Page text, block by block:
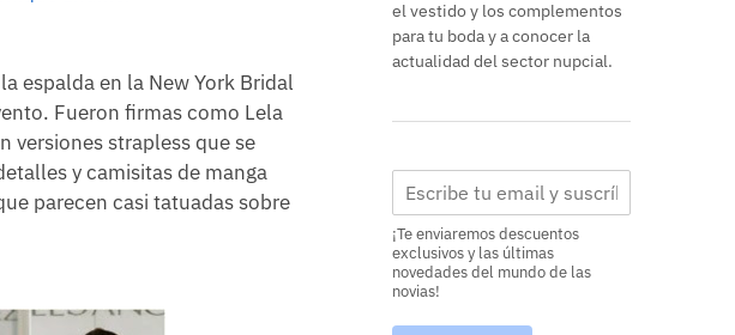
espalda en la New York Bridal
Fueron firmas como Lela
versiones strapless que se
y camisitas de manga
parecen casi tatuadas sobre
el vestido y los complementos
para tu boda y a conocer la
actualidad del sector nupcial.
¡Te enviaremos descuentos
exclusivos y las últimas
novedades del mundo de las
novias!